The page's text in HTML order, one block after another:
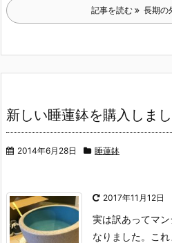
記事を読む 長期の
新しい睡蓮鉢を購入しまし
2014年6月28日 睡蓮鉢
2017年11月12日
実は訳あってマ
なりました。
こ